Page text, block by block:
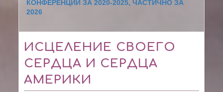
КОНФЕРЕНЦИЙ ЗА 2020-2025, ЧАСТИЧНО ЗА
2026
ИСЦЕЛЕНИЕ СВОЕГО
СЕРДЦА И СЕРДЦА
АМЕРИКИ